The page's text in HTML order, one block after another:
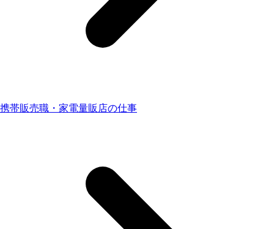
携帯販売職・家電量販店の仕事